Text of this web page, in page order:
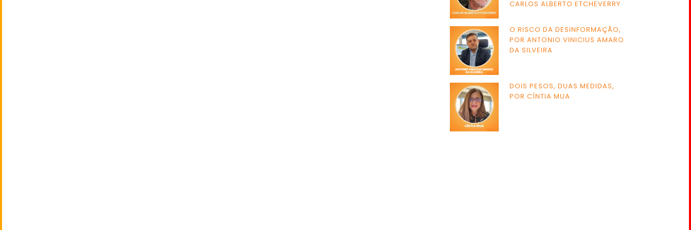
CARLOS ALBERTO ETCHEVERRY
O RISCO DA DESINFORMAÇÃO,
POR ANTONIO VINICIUS AMARO
DA SILVEIRA
DOIS PESOS, DUAS MEDIDAS,
POR CÍNTIA MUA